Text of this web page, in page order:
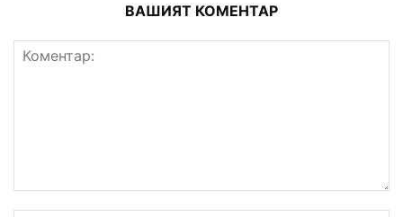
ВАШИЯТ КОМЕНТАР